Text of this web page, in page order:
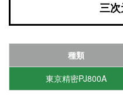
三
種類
東京精密PJ800A